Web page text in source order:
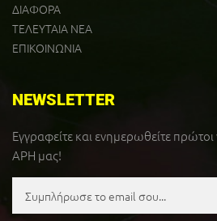
ΔΙΑΦΟΡΑ
ΤΕΛΕΥΤΑΙΑ ΝΕΑ
ΕΠΙΚΟΙΝΩΝΙΑ
NEWSLETTER
Εγγραφείτε και ενημερωθείτε
ΑΡΗ μας!